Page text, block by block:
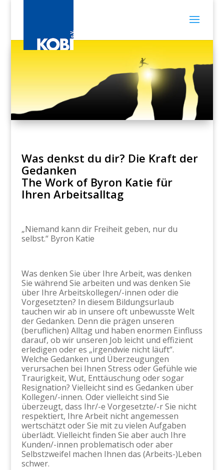
Was denkst du dir? Die Kraft der
Gedanken
The Work of Byron Katie für
Ihren Arbeitsalltag
„Niemand kann dir Freiheit geben, nur du
selbst.“ Byron Katie
Was denken Sie über Ihre Arbeit, was denken
Sie während Sie arbeiten und was denken Sie
über Ihre Arbeitskollegen/-innen oder die
Vorgesetzten? In diesem Bildungsurlaub
tauchen wir ab in unsere oft unbewusste Welt
der Gedanken. Denn die prägen unseren
(beruflichen) Alltag und haben enormen Einfluss
darauf, ob wir unseren Job leicht und effizient
erledigen oder es „irgendwie nicht läuft“.
Welche Gedanken und Überzeugungen
verursachen bei Ihnen Stress oder Gefühle wie
Traurigkeit, Wut, Enttäuschung oder sogar
Resignation? Vielleicht sind es Gedanken über
Kollegen/-innen. Oder vielleicht sind Sie
überzeugt, dass Ihr/-e Vorgesetzte/-r Sie nicht
respektiert, Ihre Arbeit nicht angemessen
wertschätzt oder Sie mit zu vielen Aufgaben
überlädt. Vielleicht finden Sie aber auch Ihre
Kunden/-innen problematisch oder aber
Selbstzweifel machen Ihnen das (Arbeits-)Leben
schwer.